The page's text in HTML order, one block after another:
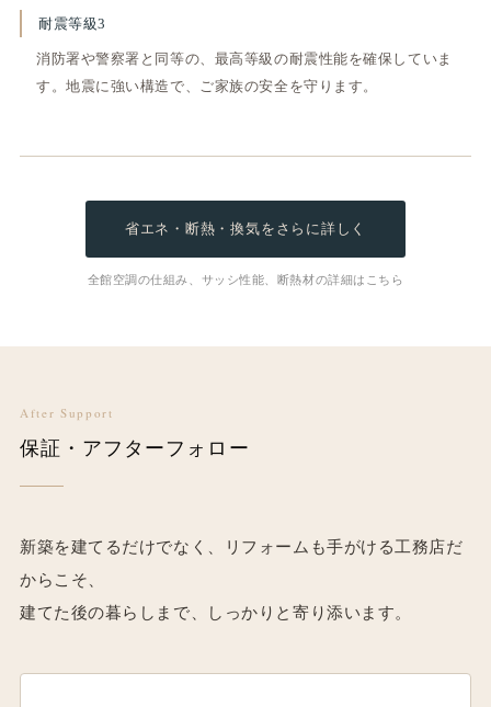
耐震等級3
消防署や警察署と同等の、最高等級の耐震性能を確保していま
す。地震に強い構造で、ご家族の安全を守ります。
省エネ・断熱・換気をさらに詳しく
全館空調の仕組み、サッシ性能、断熱材の詳細はこちら
After Support
保証・アフターフォロー
新築を建てるだけでなく、リフォームも手がける工務店だ
からこそ、
建てた後の暮らしまで、しっかりと寄り添います。